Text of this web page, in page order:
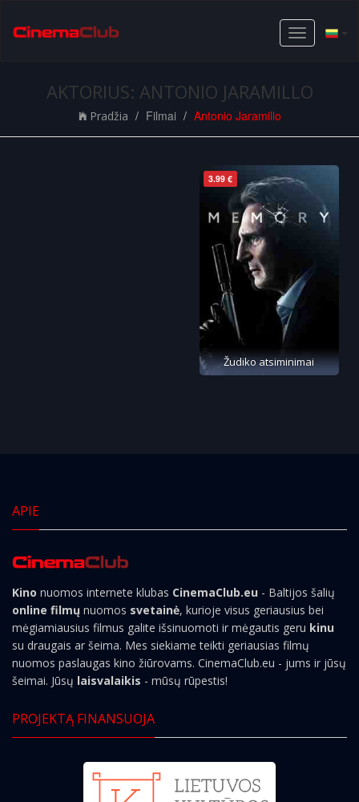
Toggle
navigation
AKTORIUS: ANTONIO JARAMILLO
Pradžia Filmai Antonio Jaramillo
3.99 €
Žudiko atsiminimai
APIE
Kino nuomos internete klubas CinemaClub.eu - Baltijos šalių
online filmų nuomos svetainė, kurioje visus geriausius bei
mėgiamiausius filmus galite išsinuomoti ir mėgautis geru kinu
su draugais ar šeima. Mes siekiame teikti geriausias filmų
nuomos paslaugas kino žiūrovams. CinemaClub.eu - jums ir jūsų
šeimai. Jūsų laisvalaikis - mūsų rūpestis!
PROJEKTĄ FINANSUOJA